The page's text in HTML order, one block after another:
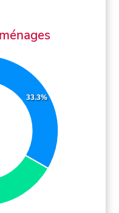
33.3%